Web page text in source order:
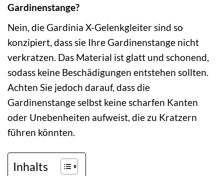
Gardinenstange?
Nein, die Gardinia X-Gelenkgleiter sind so
konzipiert, dass sie Ihre Gardinenstange nicht
verkratzen. Das Material ist glatt und schonend,
sodass keine Beschädigungen entstehen sollten.
Achten Sie jedoch darauf, dass die
Gardinenstange selbst keine scharfen Kanten
oder Unebenheiten aufweist, die zu Kratzern
führen könnten.
Inhalts